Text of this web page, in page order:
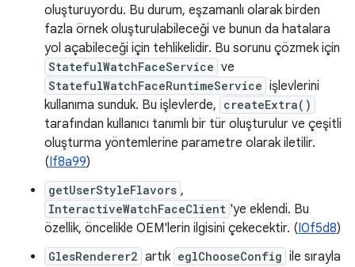
oluşturuyordu. Bu durum, eşzamanlı olarak birden
fazla örnek oluşturulabileceği ve bunun da hatalara
yol açabileceği için tehlikelidir. Bu sorunu çözmek için
StatefulWatchFaceService ve
StatefulWatchFaceRuntimeService işlevlerini
kullanıma sunduk. Bu işlevlerde, createExtra()
tarafından kullanıcı tanımlı bir tür oluşturulur ve çeşitli
oluşturma yöntemlerine parametre olarak iletilir.
(If8a99)
getUserStyleFlavors ,
InteractiveWatchFaceClient 'ye eklendi. Bu
özellik, öncelikle OEM'lerin ilgisini çekecektir. (I0f5d8)
GlesRenderer2 artık eglChooseConfig ile sırayla